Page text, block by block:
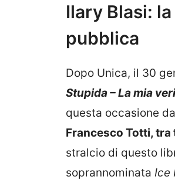
Ilary Blasi:
pubblica
Dopo Unica, il 30
Stupida – La mia
questa occasione
Francesco Totti,
stralcio di questo
soprannominata Ice